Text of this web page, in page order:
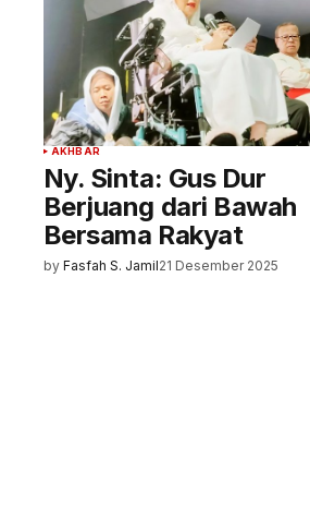
AKHBAR
Ny. Sinta: Gus Dur
Berjuang dari Bawah
Bersama Rakyat
by Fasfah S. Jamil21 Desember 2025